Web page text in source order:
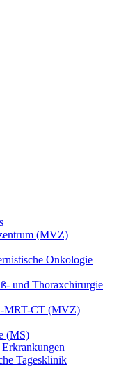
(MVZ)
Onkologie
und Thoraxchirurgie
MRT-CT (MVZ)
(MS)
Tagesklinik